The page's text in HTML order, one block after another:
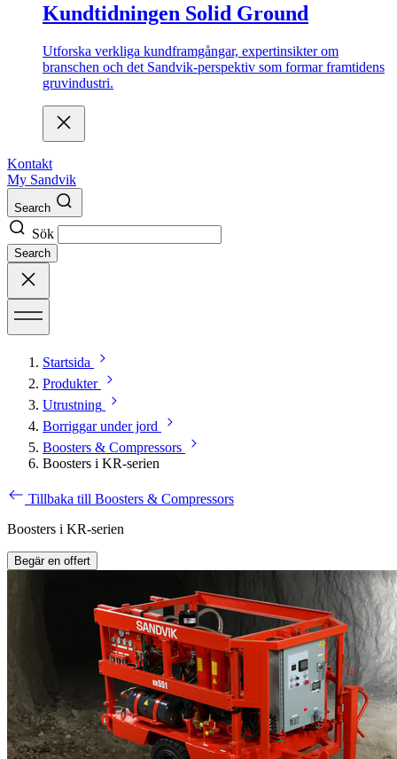
Kundtidningen Solid Ground
Utforska verkliga kundframgångar, expertinsikter om
branschen och det Sandvik-perspektiv som formar framtidens
gruvindustri.
Kontakt
My Sandvik
Search
Sök
Search
Startsida
Produkter
Utrustning
Borriggar under jord
Boosters & Compressors
Boosters i KR-serien
Tillbaka till Boosters & Compressors
Boosters i KR-serien
Begär en offert